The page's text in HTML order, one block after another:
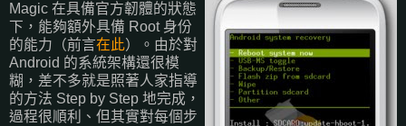
Magic 在具備官方韌體的狀態
下，能夠額外具備 Root 身份
的能力（前言在此）。由於對
Android 的系統架構還很模
糊，差不多就是照著人家指導
的方法 Step by Step 地完成，
過程很順利、但其實對每個步